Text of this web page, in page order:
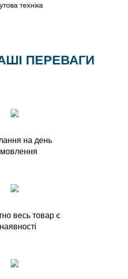
техніка
ПЕРЕВАГИ
на день
весь товар є